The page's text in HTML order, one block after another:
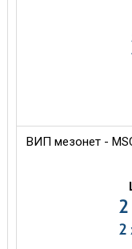
ВИП мезонет -
2
2